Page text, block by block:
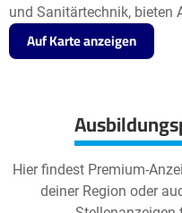
und Sanitärtechnik, bieten
Auf Karte anzeigen
Hier findest Premium-
deiner Region oder